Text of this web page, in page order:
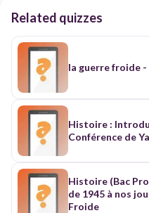
Related quizzes
la guerre froide
Histoire :
Conférence de
Histoire (Bac
de 1945 à nos
Froide